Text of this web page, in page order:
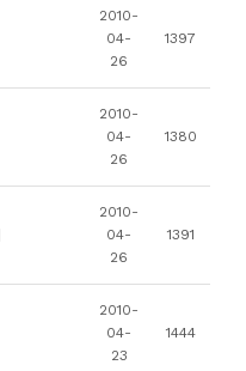
2010-
04-
26
1397
2010-
04-
26
1380
2010-
04-
26
1391
2010-
04-
23
1444